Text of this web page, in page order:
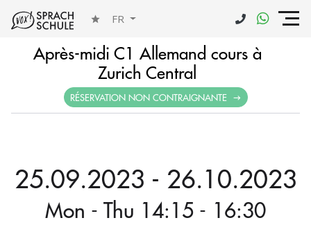
FR
Après-midi C1 Allemand cours à
Zurich Central
RÉSERVATION NON CONTRAIGNANTE
25.09.2023 - 26.10.2023
Mon - Thu 14:15 - 16:30